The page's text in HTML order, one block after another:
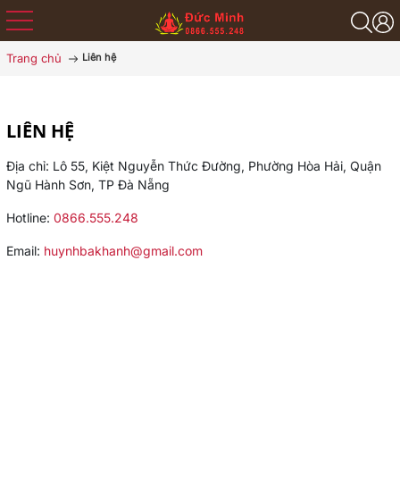
Trang chủ Liên hệ
LIÊN HỆ
Địa chỉ: Lô 55, Kiệt Nguyễn Thức Đường, Phường Hòa Hải, Quận
Ngũ Hành Sơn, TP Đà Nẵng
Hotline: 0866.555.248
Email: huynhbakhanh@gmail.com